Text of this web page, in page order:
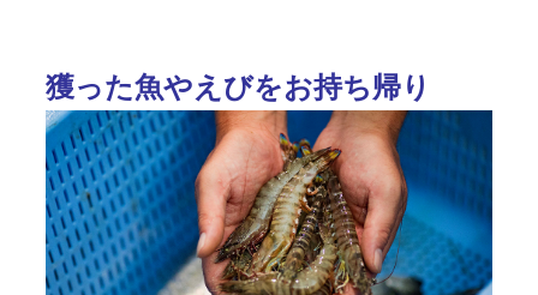
獲った魚やえびをお持ち帰り